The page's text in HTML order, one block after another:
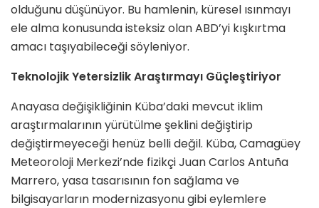
olduğunu düşünüyor. Bu hamlenin, küresel ısınmayı
ele alma konusunda isteksiz olan ABD’yi kışkırtma
amacı taşıyabileceği söyleniyor.
Teknolojik Yetersizlik Araştırmayı Güçleştiriyor
Anayasa değişikliğinin Küba’daki mevcut iklim
araştırmalarının yürütülme şeklini değiştirip
değiştirmeyeceği henüz belli değil. Küba, Camagüey
Meteoroloji Merkezi’nde fizikçi Juan Carlos Antuña
Marrero, yasa tasarısının fon sağlama ve
bilgisayarların modernizasyonu gibi eylemlere